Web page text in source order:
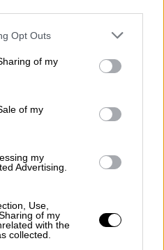
uses one or more Google
behaviour. You may click to
and its third-party tags to
purposes in below Google
Opt Outs
of my
of my
my
Advertising.
Use,
of my
with the
collected.
– αποχής. Δεν
τη δημόσια
στην
αποχή
–
«αξιολόγηση» του
σχετικής Υπουργικής
συμμετοχή τους
των Συλλόγων
χρονικό
που είχαν